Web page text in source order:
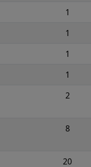
1
1
1
1
2
8
20